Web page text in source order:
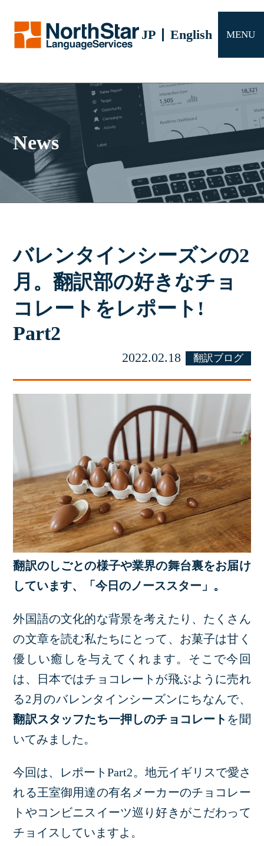
JP English MENU
サービス
会社概要
お問い合わせ
News
バレンタインシーズンの2
月。翻訳部の好きなチョ
コレートをレポート!
Part2
2022.02.18 翻訳ブログ
翻訳のしごとの様子や業界の舞台裏をお届け
しています、「今日のノーススター」。
外国語の文化的な背景を考えたり、たくさん
の文章を読む私たちにとって、お菓子は甘く
優しい癒しを与えてくれます。そこで今回
は、日本ではチョコレートが飛ぶように売れ
る2月のバレンタインシーズンにちなんで、
翻訳スタッフたち一押しのチョコレート を聞
いてみました。
今回は、レポートPart2。地元イギリスで愛さ
れる王室御用達の有名メーカーのチョコレー
トやコンビニスイーツ巡り好きがこだわって
チョイスしていますよ。